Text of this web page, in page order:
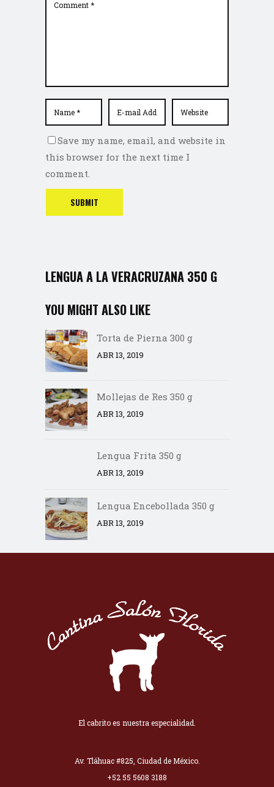
Save my name, email, and website in
this browser for the next time I
comment.
LENGUA A LA VERACRUZANA 350 G
YOU MIGHT ALSO LIKE
Torta de Pierna 300 g
ABR 13, 2019
Mollejas de Res 350 g
ABR 13, 2019
Lengua Frita 350 g
ABR 13, 2019
Lengua Encebollada 350 g
ABR 13, 2019
El cabrito es nuestra especialidad.
Av. Tláhuac #825, Ciudad de México.
+52 55 5608 3188